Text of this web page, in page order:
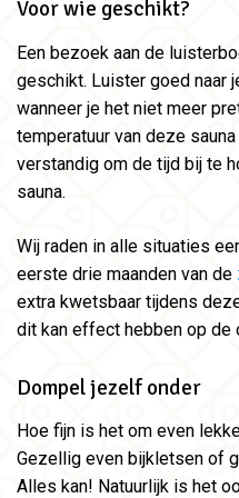
Voor wie geschikt?
Een bezoek aan de
geschikt. Luister goed naar
wanneer je het niet meer
temperatuur van deze
verstandig om de tijd bij te
sauna.
Wij raden in alle situaties
eerste drie maanden van de
extra kwetsbaar tijdens
dit kan effect hebben op de
Dompel jezelf onder
Hoe fijn is het om even
Gezellig even bijkletsen of
Alles kan! Natuurlijk is het